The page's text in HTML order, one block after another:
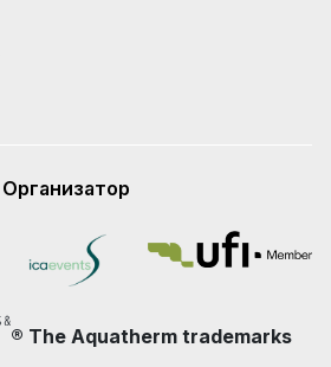
Организатор
® The Aquatherm trademarks